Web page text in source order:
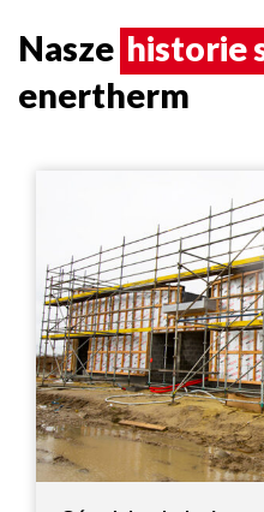
Nasze historie
enertherm